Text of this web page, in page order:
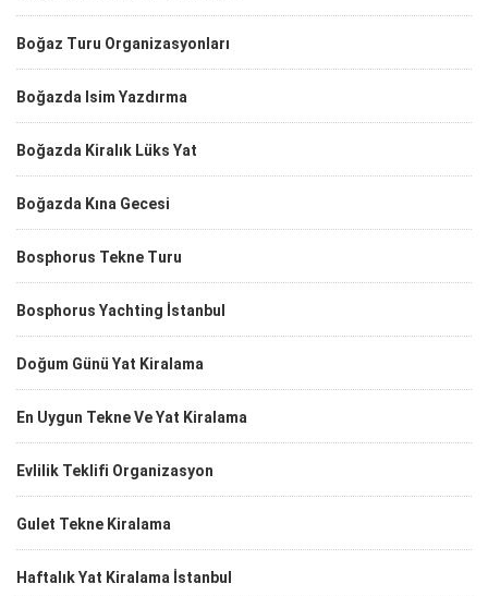
Boğaz Turu Organizasyonları
Boğazda Isim Yazdırma
Boğazda Kiralık Lüks Yat
Boğazda Kına Gecesi
Bosphorus Tekne Turu
Bosphorus Yachting İstanbul
Doğum Günü Yat Kiralama
En Uygun Tekne Ve Yat Kiralama
Evlilik Teklifi Organizasyon
Gulet Tekne Kiralama
Haftalık Yat Kiralama İstanbul